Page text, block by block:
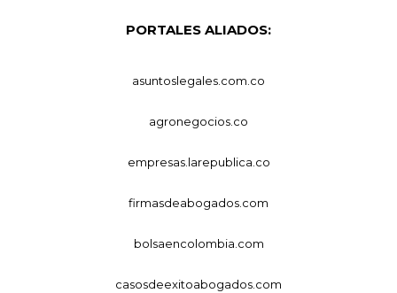
PORTALES ALIADOS:
asuntoslegales.com.co
agronegocios.co
empresas.larepublica.co
firmasdeabogados.com
bolsaencolombia.com
casosdeexitoabogados.com